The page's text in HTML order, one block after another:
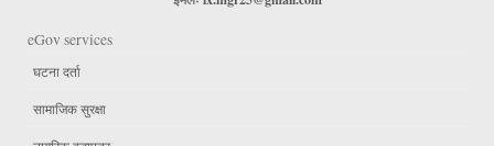
eGov services
घटना दर्ता
सामाजिक सुरक्षा